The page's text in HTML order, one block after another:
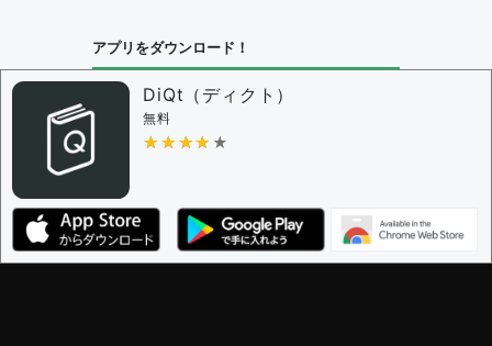
問題の編集権限を持つユーザー -すべてのユーザー
審査に対する投票権限を持つユーザー -
決定に必要な投票数 -
編集ガイドライン
アプリをダウンロード！
DiQt（ディクト）
無料
★★★★★
★★★★★